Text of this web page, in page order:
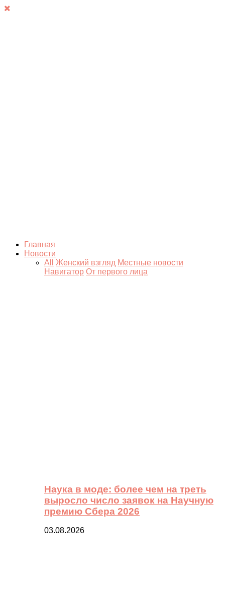
Главная
Новости
All
Женский взгляд Местные новости
Навигатор От первого лица
Наука в моде: более чем на треть
выросло число заявок на Научную
премию Сбера 2026
03.08.2026